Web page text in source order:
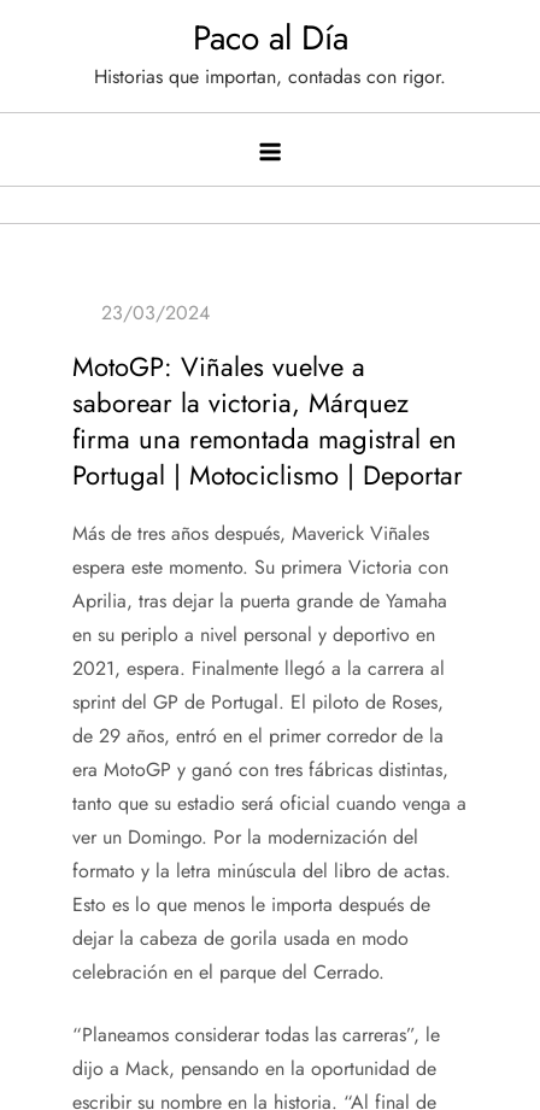
Paco al Día
Historias que importan, contadas con rigor.
MotoGP: Viñales vuelve a
saborear la victoria, Márquez
firma una remontada magistral en
Portugal | Motociclismo | Deportar
Más de tres años después, Maverick Viñales
espera este momento. Su primera Victoria con
Aprilia, tras dejar la puerta grande de Yamaha
en su periplo a nivel personal y deportivo en
2021, espera. Finalmente llegó a la carrera al
sprint del GP de Portugal. El piloto de Roses,
de 29 años, entró en el primer corredor de la
era MotoGP y ganó con tres fábricas distintas,
tanto que su estadio será oficial cuando venga a
ver un Domingo. Por la modernización del
formato y la letra minúscula del libro de actas.
Esto es lo que menos le importa después de
dejar la cabeza de gorila usada en modo
celebración en el parque del Cerrado.
“Planeamos considerar todas las carreras”, le
dijo a Mack, pensando en la oportunidad de
escribir su nombre en la historia. “Al final de